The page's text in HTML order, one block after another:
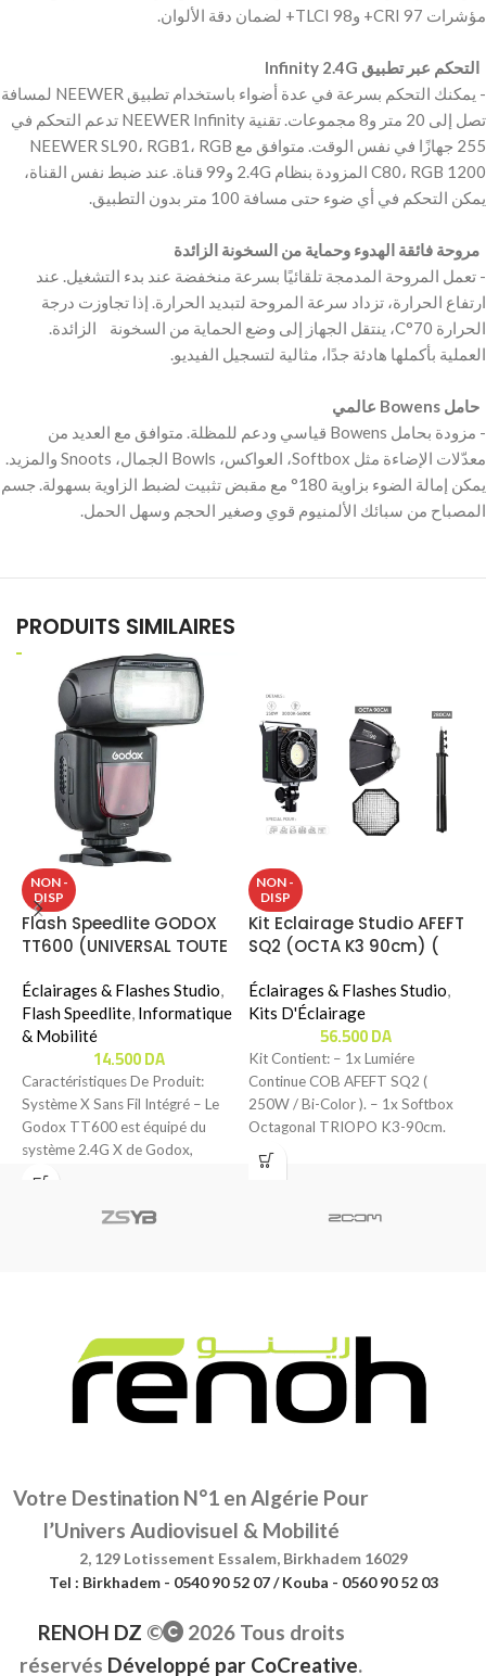
‫- يمكنك التحكم بسرعة في عدة أضواء باستخدام تطبيق NEEWER لمسافة
تصل إلى 20 متر و8 مجموعات. تقنية NEEWER Infinity تدعم التحكم في
255 جهازًا في نفس الوقت. متوافق مع NEEWER SL90، RGB1، RGB
C80، RGB 1200 المزودة بنظام 2.4G و99 قناة. عند ضبط نفس القناة،
‫- تعمل المروحة المدمجة تلقائيًا بسرعة منخفضة عند بدء التشغيل. عند
ارتفاع الحرارة، تزداد سرعة المروحة لتبديد الحرارة. إذا تجاوزت درجة
الحرارة 70°C، ينتقل الجهاز إلى وضع الحماية من السخونة الزائدة.
‫- مزودة بحامل Bowens قياسي ودعم للمظلة. متوافق مع العديد من
معدّلات الإضاءة مثل Softbox، العواكس، Bowls الجمال، Snoots والمزيد.
يمكن إمالة الضوء بزاوية 180° مع مقبض تثبيت لضبط الزاوية بسهولة. جسم
PRODUITS SIMILAIRES
NON -
DISP
Flash Speedlite GODOX
TT600 (UNIVERSAL TOUTE
Éclairages & Flashes Studio,
Flash Speedlite, Informatique
& Mobilité
14.500DA
Caractéristiques De Produit:
Système X Sans Fil Intégré – Le
Godox TT600 est équipé du
système 2.4G X de Godox,
NON -
DISP
Kit Eclairage Studio AFEFT
SQ2 (OCTA K3 90cm) (
Éclairages & Flashes Studio,
Kits D'Éclairage
56.500DA
Kit Contient: – 1x Lumiére
Continue COB AFEFT SQ2 (
250W / Bi-Color ). – 1x Softbox
Octagonal TRIOPO K3-90cm.
Votre Destination N°1 en Algérie Pour
l’Univers Audiovisuel & Mobilité
2, 129 Lotissement Essalem, Birkhadem 16029
Tel : Birkhadem - 0540 90 52 07 / Kouba - 0560 90 52 03
RENOH DZ ©
2026 Tous droits
réservés Développé par CoCreative.